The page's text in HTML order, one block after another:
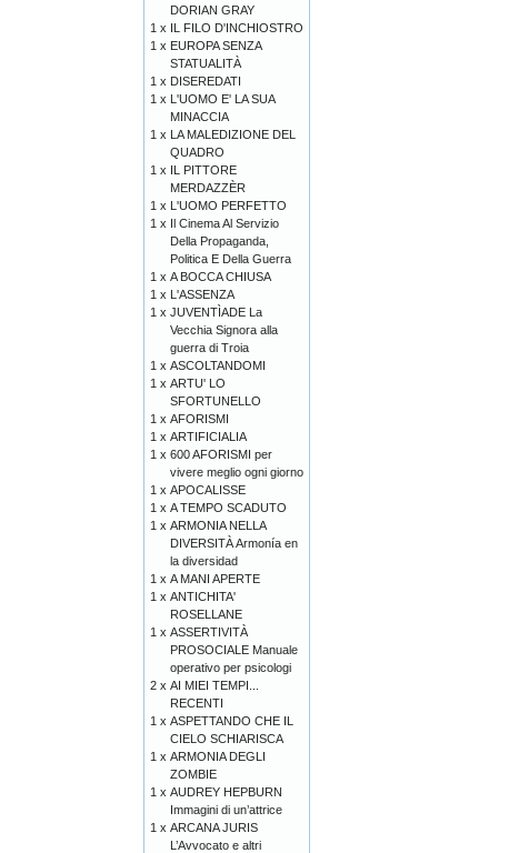
DORIAN GRAY
1 x IL FILO D'INCHIOSTRO
1 x EUROPA SENZA
STATUALITÀ
1 x DISEREDATI
1 x L'UOMO E' LA SUA
MINACCIA
1 x LA MALEDIZIONE DEL
QUADRO
1 x IL PITTORE
MERDAZZÈR
1 x L'UOMO PERFETTO
1 x Il Cinema Al Servizio
Della Propaganda,
Politica E Della Guerra
1 x A BOCCA CHIUSA
1 x L'ASSENZA
1 x JUVENTÌADE La
Vecchia Signora alla
guerra di Troia
1 x ASCOLTANDOMI
1 x ARTU' LO
SFORTUNELLO
1 x AFORISMI
1 x ARTIFICIALIA
1 x 600 AFORISMI per
vivere meglio ogni giorno
1 x APOCALISSE
1 x A TEMPO SCADUTO
1 x ARMONIA NELLA
DIVERSITÀ Armonía en
la diversidad
1 x A MANI APERTE
1 x ANTICHITA'
ROSELLANE
1 x ASSERTIVITÀ
PROSOCIALE Manuale
operativo per psicologi
2 x AI MIEI TEMPI...
RECENTI
1 x ASPETTANDO CHE IL
CIELO SCHIARISCA
1 x ARMONIA DEGLI
ZOMBIE
1 x AUDREY HEPBURN
Immagini di un’attrice
1 x ARCANA JURIS
L’Avvocato e altri